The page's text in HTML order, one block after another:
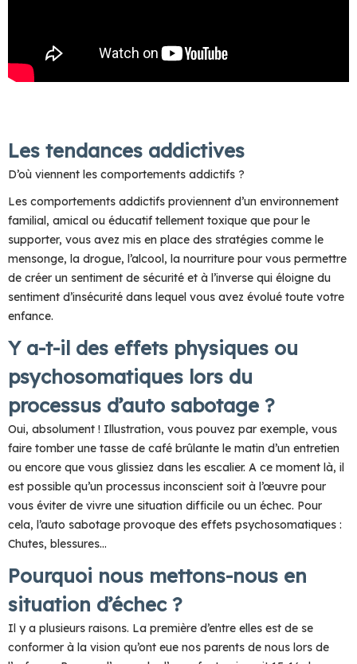
Les tendances addictives
D’où viennent les comportements addictifs ?
Les comportements addictifs proviennent d’un environnement
familial, amical ou éducatif tellement toxique que pour le
supporter, vous avez mis en place des stratégies comme le
mensonge, la drogue, l’alcool, la nourriture pour vous permettre
de créer un sentiment de sécurité et à l’inverse qui éloigne du
sentiment d’insécurité dans lequel vous avez évolué toute votre
enfance.
Y a-t-il des effets physiques ou
psychosomatiques lors du
processus d’auto sabotage ?
Oui, absolument ! Illustration, vous pouvez par exemple, vous
faire tomber une tasse de café brûlante le matin d’un entretien
ou encore que vous glissiez dans les escalier. A ce moment là, il
est possible qu’un processus inconscient soit à l’œuvre pour
vous éviter de vivre une situation difficile ou un échec. Pour
cela, l’auto sabotage provoque des effets psychosomatiques :
Chutes, blessures…
Pourquoi nous mettons-nous en
situation d’échec ?
Il y a plusieurs raisons. La première d’entre elles est de se
conformer à la vision qu’ont eue nos parents de nous lors de